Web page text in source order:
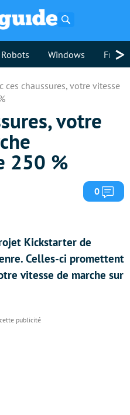
Robots Windows >
ces chaussures, votre vitesse
votre
250 %
0
Kickstarter de
Celles-ci promettent
vitesse de marche sur